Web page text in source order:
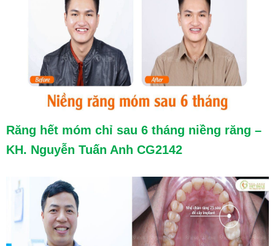
Răng hết móm chỉ sau 6 tháng niềng răng –
KH. Nguyễn Tuấn Anh CG2142